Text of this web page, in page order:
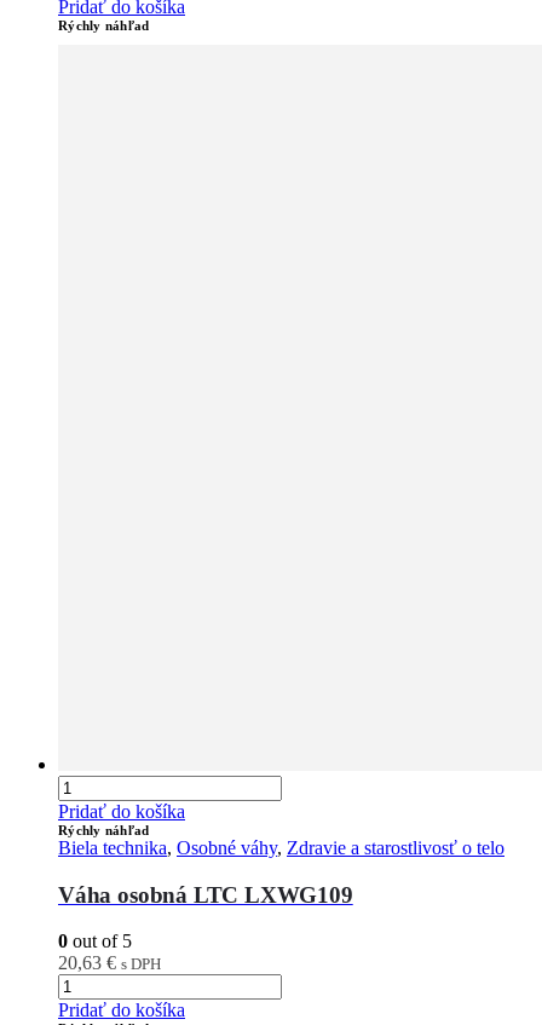
Pridať do košíka
Rýchly náhľad
Pridať do košíka
Rýchly náhľad
Biela technika, Osobné váhy, Zdravie a starostlivosť o telo
Váha osobná LTC LXWG109
0 out of 5
20,63 € s DPH
Pridať do košíka